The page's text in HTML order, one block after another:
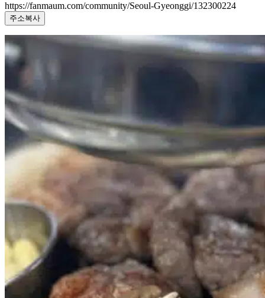
https://fanmaum.com/community/Seoul-Gyeonggi/132300224
주소복사